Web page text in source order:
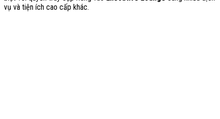
vụ và tiện ích cao cấp khác.